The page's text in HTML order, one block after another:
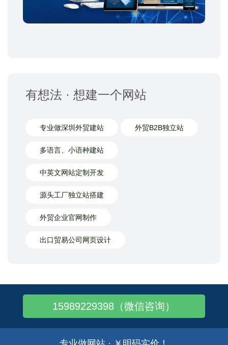
有想法 · 想建一个网站
专业做深圳外贸建站 外贸B2B独立站
多语言、小语种建站
中英文网站定制开发
源头工厂独立站搭建
外贸企业官网制作
出口贸易公司网页设计
15989229398（微信咨询）